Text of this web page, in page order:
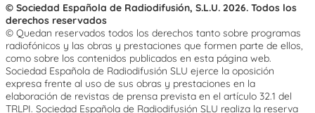
© Sociedad Española de Radiodifusión, S.L.U. 2026. Todos los
derechos reservados
© Quedan reservados todos los derechos tanto sobre programas
radiofónicos y las obras y prestaciones que formen parte de ellos,
como sobre los contenidos publicados en esta página web.
Sociedad Española de Radiodifusión SLU ejerce la oposición
expresa frente al uso de sus obras y prestaciones en la
elaboración de revistas de prensa prevista en el artículo 32.1 del
TRLPI. Sociedad Española de Radiodifusión SLU realiza la reserva